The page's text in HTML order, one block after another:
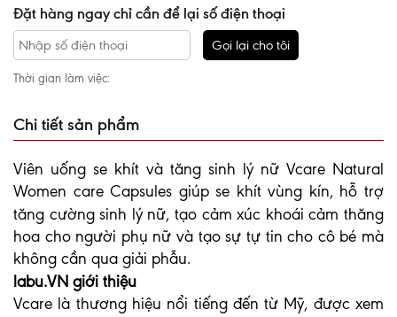
Đặt hàng ngay chỉ cần để lại số điện thoại
Gọi lại cho tôi
Thời gian làm việc:
Chi tiết sản phẩm
Viên uống se khít và tăng sinh lý nữ Vcare Natural
Women care Capsules giúp se khít vùng kín, hỗ trợ
tăng cường sinh lý nữ, tạo cảm xúc khoái cảm thăng
hoa cho người phụ nữ và tạo sự tự tin cho cô bé mà
không cần qua giải phẫu.
labu.VN giới thiệu
Vcare là thương hiệu nổi tiếng đến từ Mỹ, được xem